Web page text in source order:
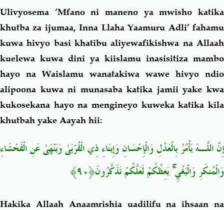
Ulivyosema ‘Mfano ni maneno ya mwisho katika
khutba za ijumaa, Inna Llaha Yaamuru Adli’fahamu
kuwa hivyo basi khatibu aliyewafikishwa na Allaah
kuelewa kuwa dini ya kiislamu inasisitiza mambo
hayo na Waislamu wanatakiwa wawe hivyo ndio
alipoona kuwa ni munasaba katika jamii yake kwa
kukosekana hayo na mengineyo kuweka katika kila
khutbah yake Aayah hii:
إِنَّ اللَّـهَ يَأْمُرُ بِالْعَدْلِ وَالْإِحْسَانِ وَإِيتَاءِ ذِي الْقُرْبَىٰ وَيَنْهَىٰ عَنِ الْفَحْشَاءِ
وَالْمُنكَرِ وَالْبَغْيِ ۚ يَعِظُكُمْ لَعَلَّكُمْ تَذَكَّرُونَ﴿٩٠﴾
Hakika Allaah Anaamrishia uadilifu na ihsaan na